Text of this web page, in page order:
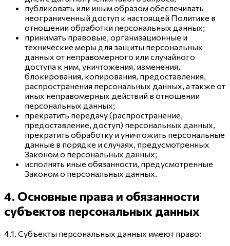
публиковать или иным образом обеспечивать
неограниченный доступ к настоящей Политике в
отношении обработки персональных данных;
принимать правовые, организационные и
технические меры для защиты персональных
данных от неправомерного или случайного
доступа к ним, уничтожения, изменения,
блокирования, копирования, предоставления,
распространения персональных данных, а также от
иных неправомерных действий в отношении
персональных данных;
прекратить передачу (распространение,
предоставление, доступ) персональных данных,
прекратить обработку и уничтожить персональные
данные в порядке и случаях, предусмотренных
Законом о персональных данных;
исполнять иные обязанности, предусмотренные
Законом о персональных данных.
4. Основные права и обязанности
субъектов персональных данных
4.1. Субъекты персональных данных имеют право: